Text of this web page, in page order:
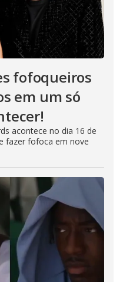
fofoqueiros
em um só
acontece no dia 16 de
fazer fofoca em nove